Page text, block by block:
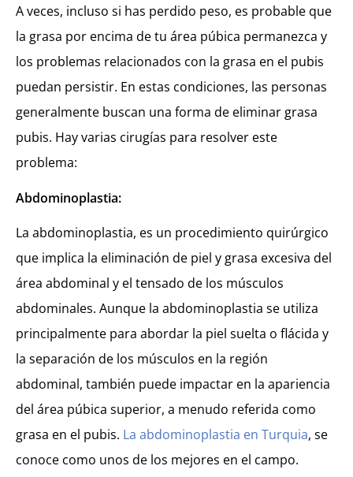
A veces, incluso si has perdido peso, es probable que
la grasa por encima de tu área púbica permanezca y
los problemas relacionados con la grasa en el pubis
puedan persistir. En estas condiciones, las personas
generalmente buscan una forma de eliminar grasa
pubis. Hay varias cirugías para resolver este
problema:
Abdominoplastia:
La abdominoplastia, es un procedimiento quirúrgico
que implica la eliminación de piel y grasa excesiva del
área abdominal y el tensado de los músculos
abdominales. Aunque la abdominoplastia se utiliza
principalmente para abordar la piel suelta o flácida y
la separación de los músculos en la región
abdominal, también puede impactar en la apariencia
del área púbica superior, a menudo referida como
grasa en el pubis. La abdominoplastia en Turquia, se
conoce como unos de los mejores en el campo.